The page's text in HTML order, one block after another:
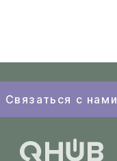
Связаться с нами